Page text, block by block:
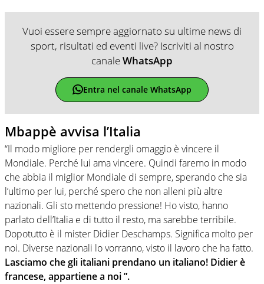
Vuoi essere sempre aggiornato su ultime news di
sport, risultati ed eventi live? Iscriviti al nostro
canaleWhatsApp
Entra nel canale WhatsApp
Mbappè avvisa l’Italia
“Il modo migliore per rendergli omaggio è vincere il
Mondiale. Perché lui ama vincere. Quindi faremo in modo
che abbia il miglior Mondiale di sempre, sperando che sia
l’ultimo per lui, perché spero che non alleni più altre
nazionali. Gli sto mettendo pressione! Ho visto, hanno
parlato dell’Italia e di tutto il resto, ma sarebbe terribile.
Dopotutto è il mister Didier Deschamps. Significa molto per
noi. Diverse nazionali lo vorranno, visto il lavoro che ha fatto.
Lasciamo che gli italiani prendano un italiano! Didier è
francese, appartiene a noi ”.